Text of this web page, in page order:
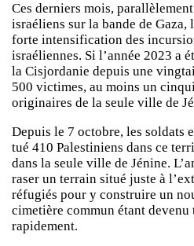
Ces derniers mois,
israéliens sur la bande de
forte intensification des
israéliennes. Si l’année 2023 a
la Cisjordanie depuis une
500 victimes, au moins un
originaires de la seule ville de
Depuis le 7 octobre, les soldats
tué 410 Palestiniens dans ce
dans la seule ville de Jénine.
raser un terrain situé juste à
réfugiés pour y construire un
cimetière commun étant
rapidement.